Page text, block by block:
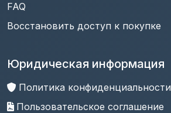
FAQ
Восстановить доступ к покупке
Юридическая информация
Политика конфиденциальности
Пользовательское соглашение